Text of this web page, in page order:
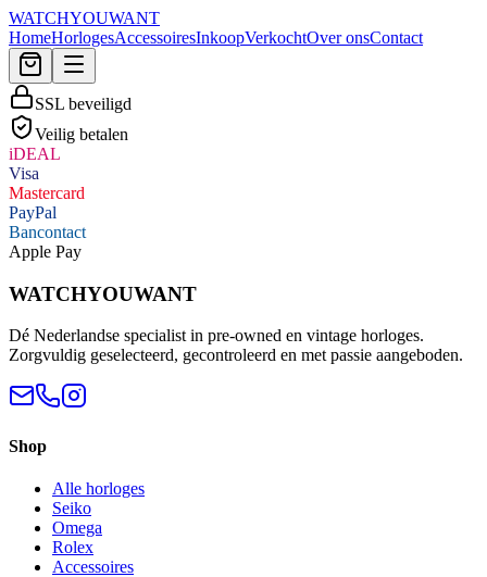
WATCHYOUWANT
HomeHorlogesAccessoiresInkoopVerkochtOver onsContact
SSL beveiligd
Veilig betalen
iDEAL
Visa
Mastercard
PayPal
Bancontact
Apple Pay
WATCHYOUWANT
Dé Nederlandse specialist in pre-owned en vintage horloges.
Zorgvuldig geselecteerd, gecontroleerd en met passie aangeboden.
Shop
Alle horloges
Seiko
Omega
Rolex
Accessoires